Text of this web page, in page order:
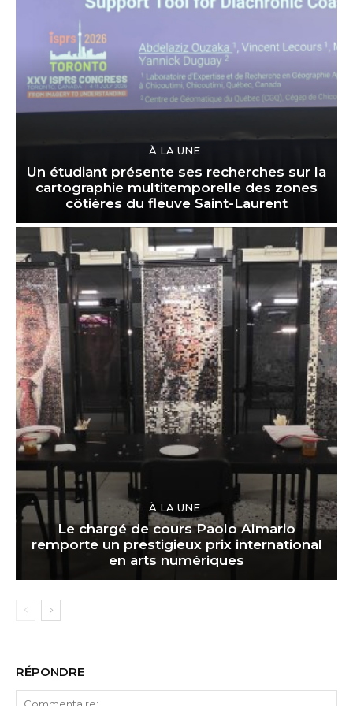
À LA UNE
Un étudiant présente ses recherches sur la
cartographie multitemporelle des zones
côtières du fleuve Saint-Laurent
À LA UNE
Le chargé de cours Paolo Almario
remporte un prestigieux prix international
en arts numériques
RÉPONDRE